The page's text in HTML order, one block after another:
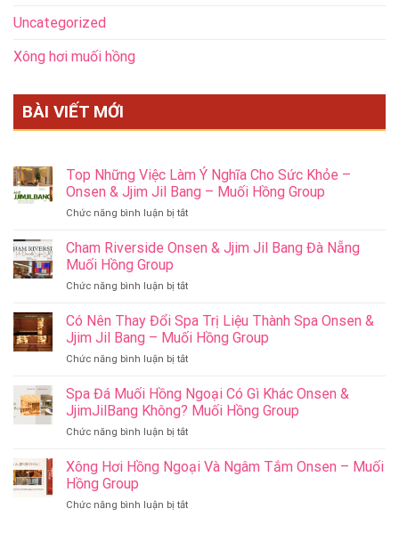
Uncategorized
Xông hơi muối hồng
BÀI VIẾT MỚI
Top Những Việc Làm Ý Nghĩa Cho Sức Khỏe –
Onsen & Jjim Jil Bang – Muối Hồng Group
Chức năng bình luận bị tắtở
Những
Ý
Cho
Sức
–
&
Jjim
Bang
Muối
Cham Riverside Onsen & Jjim Jil Bang Đà Nẵng
Muối Hồng Group
Chức năng bình luận bị tắtở
Riverside
Onsen
&
Jjim
Bang
Đà
Muối
Group
Có Nên Thay Đổi Spa Trị Liệu Thành Spa Onsen &
Jjim Jil Bang – Muối Hồng Group
Chức năng bình luận bị tắtở
Nên
Thay
Đổi
Spa
Liệu
Onsen
Spa Đá Muối Hồng Ngoại Có Gì Khác Onsen &
JjimJilBang Không? Muối Hồng Group
Chức năng bình luận bị tắtở
Đá
Muối
Ngoại
Xông Hơi Hồng Ngoại Và Ngâm Tắm Onsen – Muối
Hồng Group
Chức năng bình luận bị tắtở